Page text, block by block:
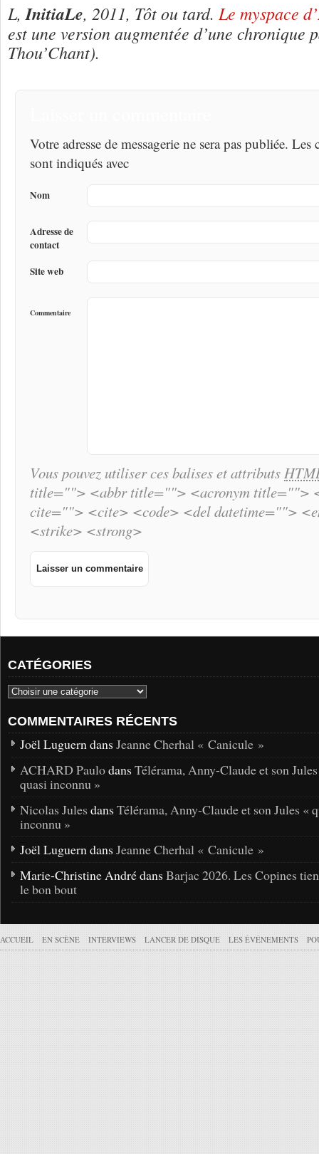
L, InitiaLe, 2011, Tôt ou tard. Le myspace
est une version augmentée d’une chronique
Thou’Chant).
Votre adresse de messagerie ne sera pas publiée.
sont indiqués avec
Nom
Adresse de
contact
Site web
Commentaire
Vous pouvez utiliser ces balises et attributs
title=""> <abbr title=""> <acronym title="">
cite=""> <cite> <code> <del datetime="">
<strike> <strong>
CATÉGORIES
COMMENTAIRES RÉCENTS
Joël Luguern dans Jeanne Cherhal « Canicule »
ACHARD Paulodans Télérama, Anny-Claude et son
quasi inconnu »
Nicolas Jules dans Télérama, Anny-Claude et son Jules «
inconnu »
Joël Luguern dans Jeanne Cherhal « Canicule »
Marie-Christine André dans Barjac 2026. Les Copines
le bon bout
ACCUEIL EN SCÈNE INTERVIEWS LANCER DE DISQUE LES ÉVÉNEMENTS